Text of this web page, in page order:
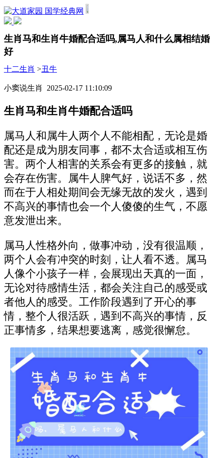
国学经典网
生肖马和生肖牛婚配合适吗,属马人和什么属相结婚
好
十二生肖 >丑牛
小窦说生肖 2025-02-17 11:10:09
生肖马和生肖牛婚配合适吗
属马人和属牛人两个人不能相配，无论是婚
配还是成为朋友同事，都不太合适或相互伤
害。两个人相害的关系会有更多的接触，就
会存在伤害。属牛人脾气好，说话不多，然
而在于人相处期间会无缘无故的发火，遇到
不高兴的事情也会一个人傻傻的生气，不愿
意发泄出来。
属马人性格外向，做事冲动，没有很温顺，
两个人会有冲突的时刻，让人看不透。属马
人像个小孩子一样，会展现出天真的一面，
无论对待感情生活，都会关注自己的感受或
者他人的感受。工作阶段遇到了开心的事
情，整个人很活跃，遇到不高兴的事情，反
正事情多，结果想要逃离，感觉很懈怠。